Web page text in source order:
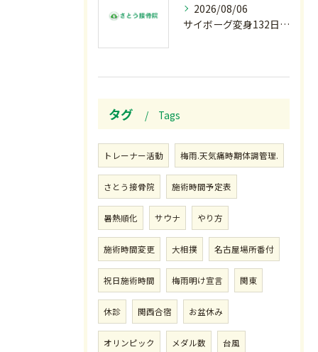
2026/08/06
サイボーグ変身132日目.お知らせ.和歌山.インターハイ.柔道開幕…木曜の朝〜
タグ Tags
トレーナー活動 梅雨.天気痛時期体調管理.
さとう接骨院 施術時間予定表
暑熱順化 サウナ やり方
施術時間変更 大相撲 名古屋場所番付
祝日施術時間 梅雨明け宣言 関東
休診 関西合宿 お盆休み
オリンピック メダル数 台風